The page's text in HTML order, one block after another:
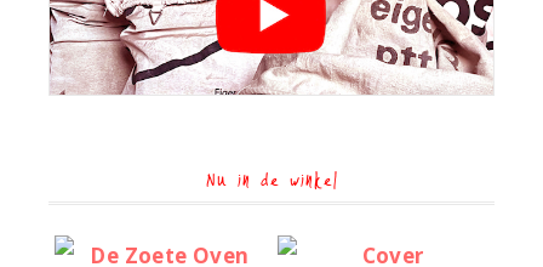
Nu in de winkel